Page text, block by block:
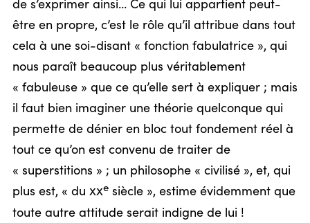
de s’exprimer ainsi… Ce qui lui appartient peut-
être en propre, c’est le rôle qu’il attribue dans tout
cela à une soi-disant « fonction fabulatrice », qui
nous paraît beaucoup plus véritablement
« fabuleuse » que ce qu’elle sert à expliquer ; mais
il faut bien imaginer une théorie quelconque qui
permette de dénier en bloc tout fondement réel à
tout ce qu’on est convenu de traiter de
« superstitions » ; un philosophe « civilisé », et, qui
plus est, « du xxe siècle », estime évidemment que
toute autre attitude serait indigne de lui !